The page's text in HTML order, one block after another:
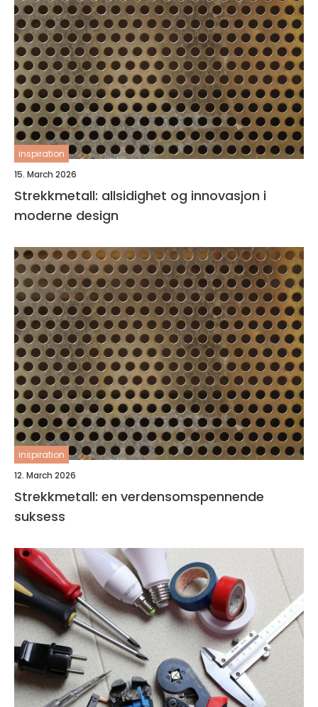
inspiration
15. March 2026
Strekkmetall: allsidighet og innovasjon i
moderne design
inspiration
12. March 2026
Strekkmetall: en verdensomspennende
suksess